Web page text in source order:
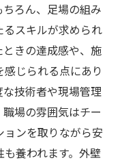
ろん、足場の組み
スキルが求められ
きの達成感や、施
じられる点にあり
技術者や現場管理
場の雰囲気はチー
ンを取りながら安
養われます。外壁